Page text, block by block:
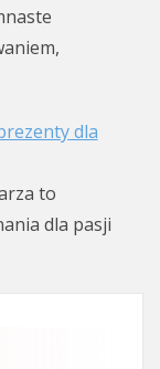
dla
to
dla pasji